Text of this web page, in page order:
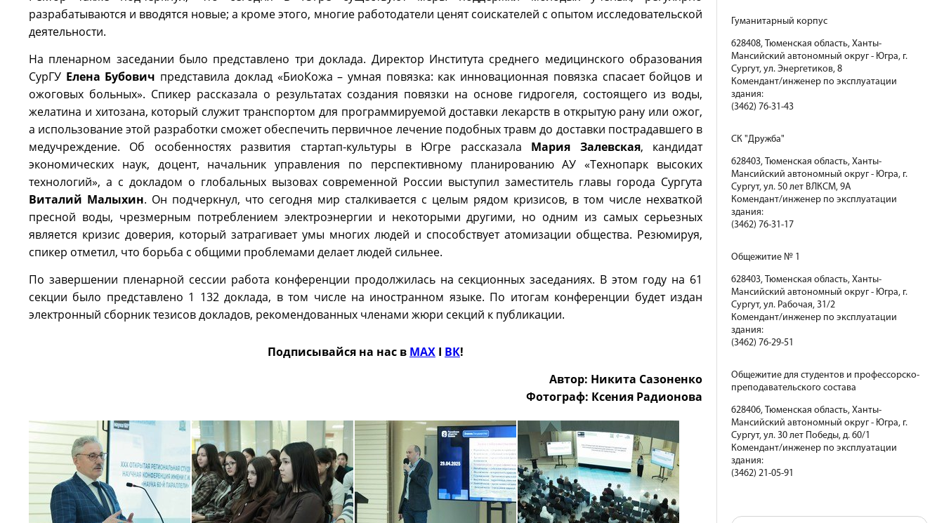
разрабатываются и вводятся новые; а кроме этого, многие работодатели ценят соискателей с опытом исследовательской
деятельности.
На пленарном заседании было представлено три доклада. Директор Института среднего медицинского образования
СурГУ Елена Бубович представила доклад «БиоКожа – умная повязка: как инновационная повязка спасает бойцов и
ожоговых больных». Спикер рассказала о результатах создания повязки на основе гидрогеля, состоящего из воды,
желатина и хитозана, который служит транспортом для программируемой доставки лекарств в открытую рану или ожог,
а использование этой разработки сможет обеспечить первичное лечение подобных травм до доставки пострадавшего в
медучреждение. Об особенностях развития стартап-культуры в Югре рассказала Мария Залевская, кандидат
экономических наук, доцент, начальник управления по перспективному планированию АУ «Технопарк высоких
технологий», а с докладом о глобальных вызовах современной России выступил заместитель главы города Сургута
Виталий Малыхин. Он подчеркнул, что сегодня мир сталкивается с целым рядом кризисов, в том числе нехваткой
пресной воды, чрезмерным потреблением электроэнергии и некоторыми другими, но одним из самых серьезных
является кризис доверия, который затрагивает умы многих людей и способствует атомизации общества. Резюмируя,
спикер отметил, что борьба с общими проблемами делает людей сильнее.
По завершении пленарной сессии работа конференции продолжилась на секционных заседаниях. В этом году на 61
секции было представлено 1 132 доклада, в том числе на иностранном языке. По итогам конференции будет издан
электронный сборник тезисов докладов, рекомендованных членами жюри секций к публикации.
Подписывайся на нас в MAX Ӏ ВК!
Автор: Никита Сазоненко
Фотограф: Ксения Радионова
Гуманитарный корпус
628408, Тюменская область, Ханты-
Мансийский автономный округ - Югра, г.
Сургут, ул. Энергетиков, 8
Комендант/инженер по эксплуатации
здания:
(3462) 76-31-43
СК "Дружба"
628403, Тюменская область, Ханты-
Мансийский автономный округ - Югра, г.
Сургут, ул. 50 лет ВЛКСМ, 9А
Комендант/инженер по эксплуатации
здания:
(3462) 76-31-17
Общежитие № 1
628403, Тюменская область, Ханты-
Мансийский автономный округ - Югра, г.
Сургут, ул. Рабочая, 31/2
Комендант/инженер по эксплуатации
здания:
(3462) 76-29-51
Общежитие для студентов и профессорско-
преподавательского состава
628406, Тюменская область, Ханты-
Мансийский автономный округ - Югра, г.
Сургут, ул. 30 лет Победы, д. 60/1
Комендант/инженер по эксплуатации
здания:
(3462) 21-05-91